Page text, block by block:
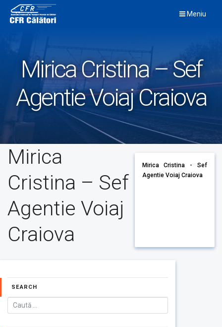
content
Meniu
Mirica Cristina – Sef
Agentie Voiaj Craiova
Mirica
Cristina – Sef
Agentie Voiaj
Craiova
Mirica Cristina - Sef
Agentie Voiaj Craiova
SEARCH